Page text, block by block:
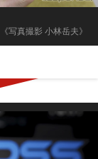
《写真撮影 小林岳夫》